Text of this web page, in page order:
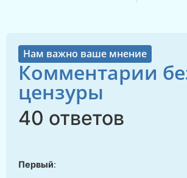
Нам важно ваше мнение
Комментарии
цензуры
40 ответов
Первый: